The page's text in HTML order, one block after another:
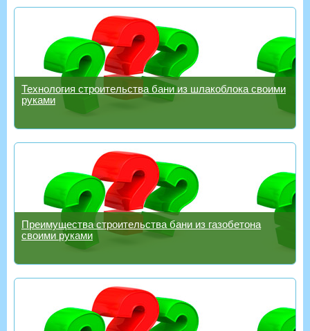
Технология строительства бани из шлакоблока своими
руками
Преимущества строительства бани из газобетона
своими руками